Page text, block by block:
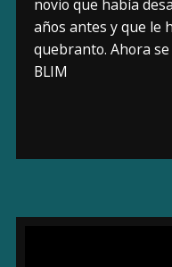
novio que había
años antes y que le
quebranto. Ahora
BLIM